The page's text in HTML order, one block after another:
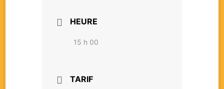
HEURE
15 h 00
TARIF